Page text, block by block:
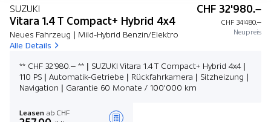
SUZUKI
Vitara 1.4 T Compact+ Hybrid 4x4
Neues Fahrzeug | Mild-Hybrid Benzin/Elektro
Alle Details
CHF 32'980.–
CHF 34'480.–
Neupreis
** CHF 32'980.– ** | SUZUKI Vitara 1.4 T Compact+ Hybrid 4x4 |
110 PS | Automatik-Getriebe | Rückfahrkamera | Sitzheizung |
Navigation | Garantie 60 Monate / 100'000 km
Leasen ab CHF